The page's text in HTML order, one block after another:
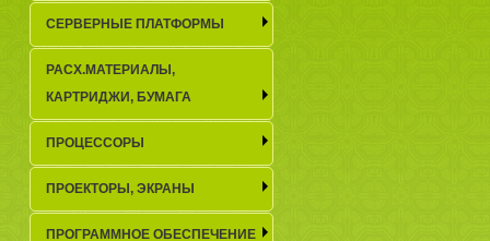
СЕРВЕРНЫЕ ПЛАТФОРМЫ
РАСХ.МАТЕРИАЛЫ,
КАРТРИДЖИ, БУМАГА
ПРОЦЕССОРЫ
ПРОЕКТОРЫ, ЭКРАНЫ
ПРОГРАММНОЕ ОБЕСПЕЧЕНИЕ